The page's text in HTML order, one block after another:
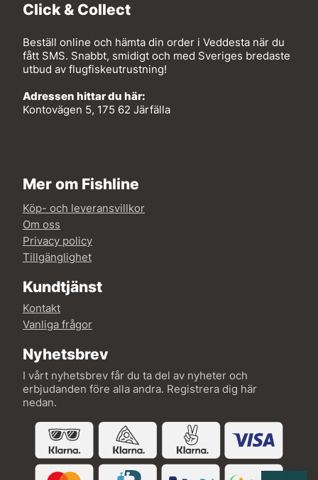
Click & Collect
Beställ online och hämta din order i Veddesta när du
fått SMS. Snabbt, smidigt och med Sveriges bredaste
utbud av flugfiskeutrustning!
Adressen hittar du här:
Kontovägen 5, 175 62 Järfälla
Mer om Fishline
Köp- och leveransvillkor
Om oss
Privacy policy
Tillgänglighet
Kundtjänst
Kontakt
Vanliga frågor
Nyhetsbrev
I vårt nyhetsbrev får du ta del av nyheter och
erbjudanden före alla andra. Registrera dig här
nedan.